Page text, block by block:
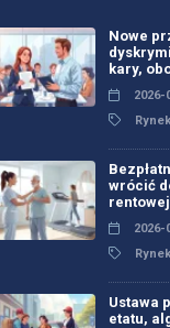
Nowe
kary,
2026-
wrócić
rentowej
2026-
Ustawa
etatu,